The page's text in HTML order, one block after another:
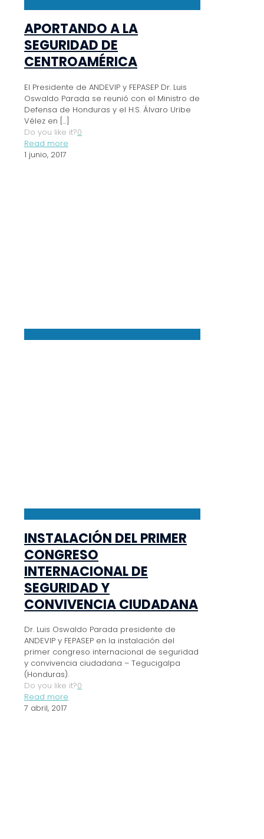
APORTANDO A LA
SEGURIDAD DE
CENTROAMÉRICA
El Presidente de ANDEVIP y FEPASEP Dr. Luis
Oswaldo Parada se reunió con el Ministro de
Defensa de Honduras y el H.S. Álvaro Uribe
Vélez en […]
Do you like it?0
Read more
1 junio, 2017
INSTALACIÓN DEL PRIMER
CONGRESO
INTERNACIONAL DE
SEGURIDAD Y
CONVIVENCIA CIUDADANA
Dr. Luis Oswaldo Parada presidente de
ANDEVIP y FEPASEP en la instalación del
primer congreso internacional de seguridad
y convivencia ciudadana – Tegucigalpa
(Honduras).
Do you like it?0
Read more
7 abril, 2017